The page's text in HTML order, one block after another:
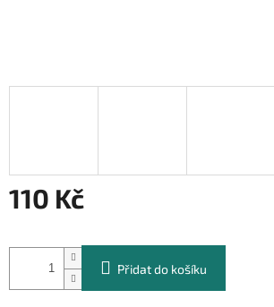
110 Kč
cena:
Přidat do košíku